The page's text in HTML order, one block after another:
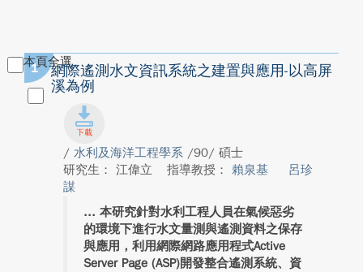
本頁全選
1
網際遙測水文資訊系統之建置與應用-以高屏
溪為例
/ 水利及海洋工程學系 /90/ 碩士
研究生： 江偉立
指導教授： 賴泉基
呂珍
謀
本研究針對水利工程人員在氣候惡劣
的環境下進行水文量測與遙測資料之保存
與應用，利用網際網路應用程式Active
Server Page (ASP)開發整合遙測系統、資